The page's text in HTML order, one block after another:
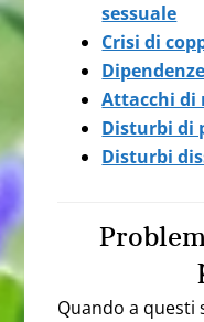
sessuale
Crisi di
Attacchi di
Disturbi di
Disturbi
Quando a questi